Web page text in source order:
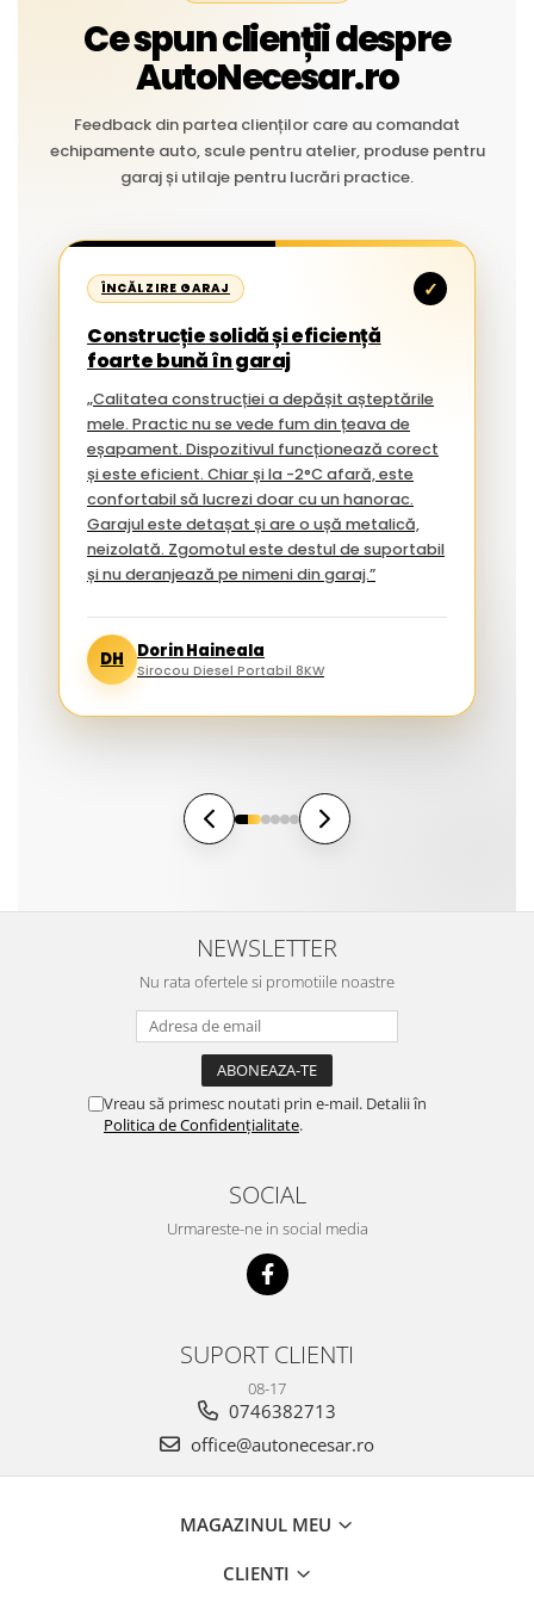
Ce spun clienții despre
AutoNecesar.ro
Feedback din partea clienților care au comandat
echipamente auto, scule pentru atelier, produse pentru
garaj și utilaje pentru lucrări practice.
ÎNCĂLZIRE GARAJ ✓
Construcție solidă și eficiență
foarte bună în garaj
„Calitatea construcției a depășit așteptările
mele. Practic nu se vede fum din țeava de
eșapament. Dispozitivul funcționează corect
și este eficient. Chiar și la -2°C afară, este
confortabil să lucrezi doar cu un hanorac.
Garajul este detașat și are o ușă metalică,
neizolată. Zgomotul este destul de suportabil
și nu deranjează pe nimeni din garaj.”
DH Dorin Haineala
Sirocou Diesel Portabil 8KW
NEWSLETTER
Nu rata ofertele si promotiile noastre
Vreau să primesc noutati prin e-mail. Detalii în
Politica de Confidențialitate.
SOCIAL
Urmareste-ne in social media
SUPORT CLIENTI
08-17
0746382713
office@autonecesar.ro
MAGAZINUL MEU
CLIENTI